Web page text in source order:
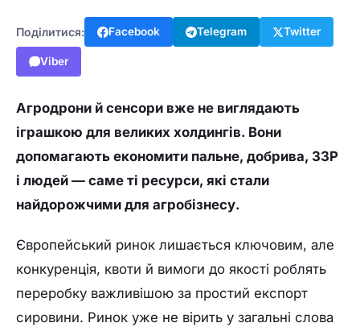
Поділитися: Facebook Telegram Twitter
Viber
Агродрони й сенсори вже не виглядають
іграшкою для великих холдингів. Вони
допомагають економити пальне, добрива, ЗЗР
і людей — саме ті ресурси, які стали
найдорожчими для агробізнесу.
Європейський ринок лишається ключовим, але
конкуренція, квоти й вимоги до якості роблять
переробку важливішою за простий експорт
сировини. Ринок уже не вірить у загальні слова